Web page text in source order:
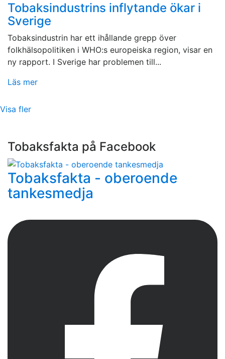
Tobaksindustrins inflytande ökar i
Sverige
Tobaksindustrin har ett ihållande grepp över
folkhälsopolitiken i WHO:s europeiska region, visar en
ny rapport. I Sverige har problemen till...
Läs mer
Visa fler
Tobaksfakta på Facebook
Tobaksfakta - oberoende
tankesmedja